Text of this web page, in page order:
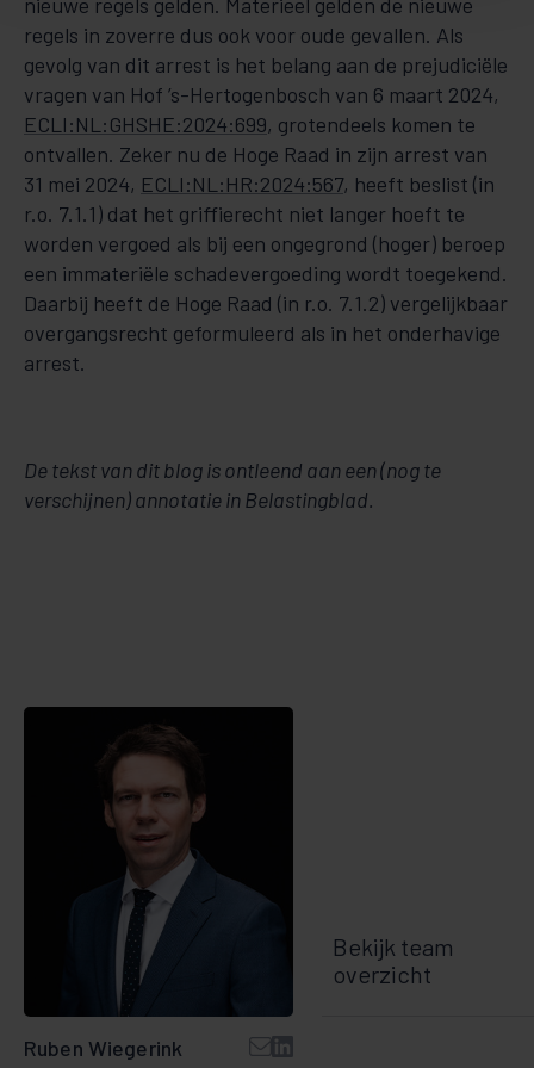
regels in zoverre dus ook voor oude gevallen. Als
gevolg van dit arrest is het belang aan de prejudiciële
vragen van Hof ’s-Hertogenbosch van 6 maart 2024,
ECLI:NL:GHSHE:2024:699, grotendeels komen te
ontvallen. Zeker nu de Hoge Raad in zijn arrest van
31 mei 2024, ECLI:NL:HR:2024:567, heeft beslist (in
r.o. 7.1.1) dat het griffierecht niet langer hoeft te
worden vergoed als bij een ongegrond (hoger) beroep
een immateriële schadevergoeding wordt toegekend.
Daarbij heeft de Hoge Raad (in r.o. 7.1.2) vergelijkbaar
overgangsrecht geformuleerd als in het onderhavige
arrest.
De tekst van dit blog is ontleend aan een (nog te
verschijnen) annotatie in Belastingblad.
Ruben Wiegerink
Bekijk team
overzicht